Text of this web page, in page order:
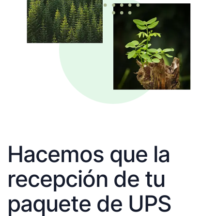
Hacemos que la
recepción de tu
paquete de UPS